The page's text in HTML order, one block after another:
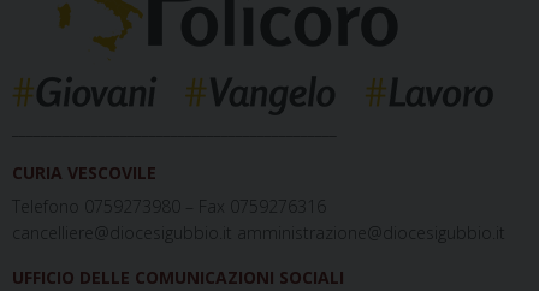
CURIA VESCOVILE
Telefono 0759273980 – Fax 0759276316
cancelliere@diocesigubbio.it amministrazione@diocesigubbio.it
UFFICIO DELLE COMUNICAZIONI SOCIALI